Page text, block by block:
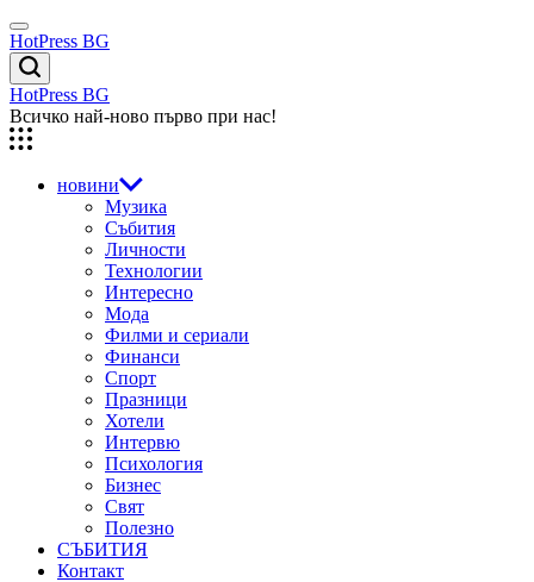
Skip
to
content
Menu
HotPress BG
Търсене
HotPress BG
Всичко най-ново първо при нас!
новини
Музика
Събития
Личности
Технологии
Интересно
Мода
Филми и сериали
Финанси
Спорт
Празници
Хотели
Интервю
Психология
Бизнес
Свят
Полезно
СЪБИТИЯ
Контакт